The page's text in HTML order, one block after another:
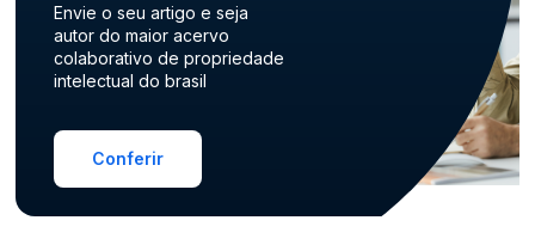
Envie o seu artigo e seja
autor do maior acervo
colaborativo de propriedade
intelectual do brasil
Conferir